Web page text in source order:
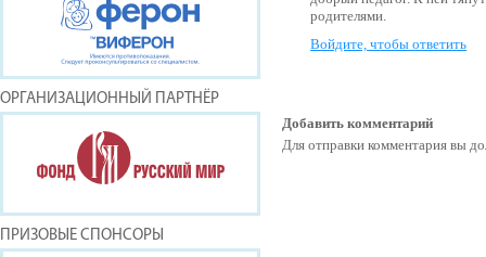
ОРГАНИЗАЦИОННЫЙ ПАРТНЁР
ПРИЗОВЫЕ СПОНСОРЫ
родителями.
Войдите, чтобы ответить
Добавить комментарий
Для отправки комментария вы